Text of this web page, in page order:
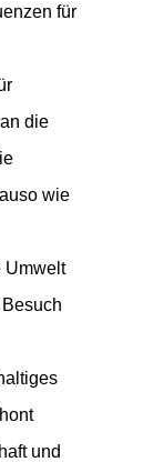
für
die
wie
Umwelt
und